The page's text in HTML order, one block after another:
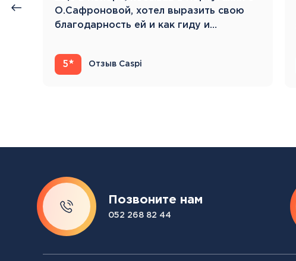
О.Сафроновой, хотел выразить свою
благодарность ей и как гиду и…
5 Отзыв Caspi
Позвоните нам
052 268 82 44